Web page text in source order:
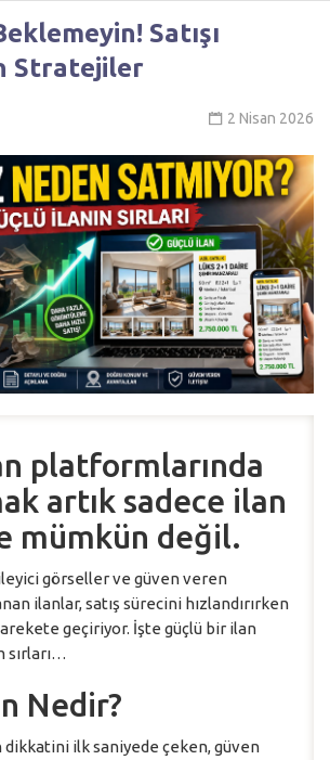
Satışı
Stratejiler
2 Nisan 2026
platformlarında
artık sadece ilan
mümkün değil.
görseller ve güven veren
ilanlar, satış sürecini hızlandırırken
geçiriyor. İşte güçlü bir ilan
sırları…
Nedir?
dikkatini ilk saniyede çeken, güven